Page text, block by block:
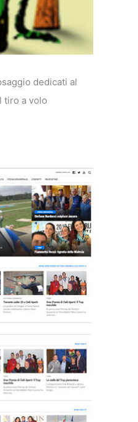
dedicati al
tiro a volo